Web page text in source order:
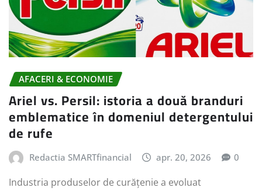
AFACERI & ECONOMIE
Ariel vs. Persil: istoria a două branduri
emblematice în domeniul detergentului
de rufe
Redactia SMARTfinancial apr. 20, 2026 0
Industria produselor de curățenie a evoluat